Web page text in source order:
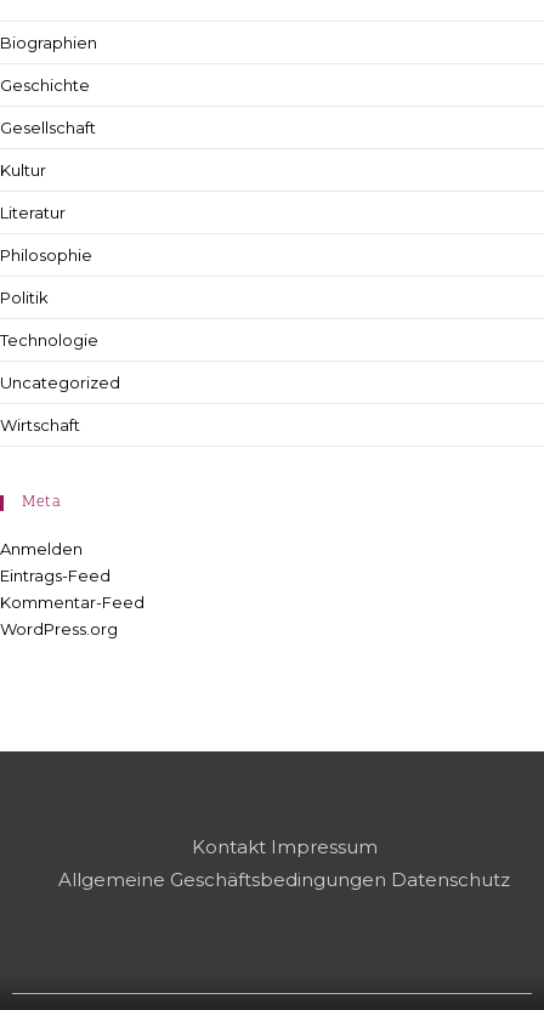
Biographien
Geschichte
Gesellschaft
Kultur
Literatur
Philosophie
Politik
Technologie
Uncategorized
Wirtschaft
Meta
Anmelden
Eintrags-Feed
Kommentar-Feed
WordPress.org
Kontakt Impressum
Allgemeine Geschäftsbedingungen Datenschutz